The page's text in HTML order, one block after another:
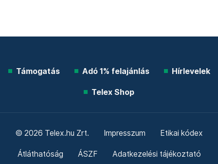
Támogatás Adó 1% felajánlás Hírlevelek
Telex Shop
© 2026 Telex.hu Zrt. Impresszum Etikai kódex
Átláthatóság ÁSZF Adatkezelési tájékoztató